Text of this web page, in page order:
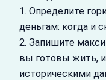
1. Определите
деньгам: когда и
2. Запишите
вы готовы жить,
историческими